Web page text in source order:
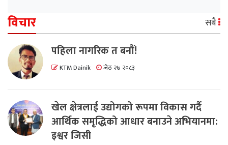
विचार सबै
पहिला नागरिक त बनाैं!
KTM Dainik जेठ २७ २०८३
खेल क्षेत्रलाई उद्योगको रूपमा विकास गर्दै
आर्थिक समृद्धिको आधार बनाउने अभियानमा:
इश्वर जिसी